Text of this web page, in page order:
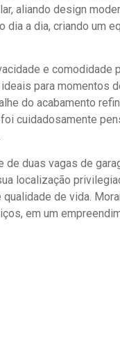
aliando design
a dia, criando um
e comodidade
para momentos
do acabamento
cuidadosamente
duas vagas de
localização
de vida.
em um